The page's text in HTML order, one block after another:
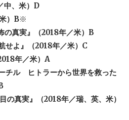
中、米）D
）B※
真実』（2018年／米）B
よ』（2018年／米）C
年／米）A
チル ヒトラーから世界を救った
真実』（2018年／瑞、英、米）